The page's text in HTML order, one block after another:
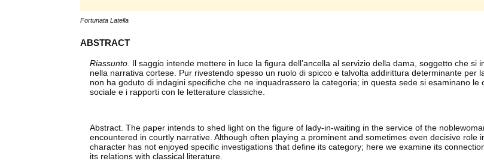
Fortunata Latella
ABSTRACT
Riassunto. Il saggio intende mettere in luce la figura dell’ancella al servizio della dama, soggetto che si
nella narrativa cortese. Pur rivestendo spesso un ruolo di spicco e talvolta addirittura determinante per
non ha goduto di indagini specifiche che ne inquadrassero la categoria; in questa sede si esaminano le
sociale e i rapporti con le letterature classiche.
Abstract. The paper intends to shed light on the figure of lady-in-waiting in the service of the
encountered in courtly narrative. Although often playing a prominent and sometimes even decisive role
character has not enjoyed specific investigations that define its category; here we examine its
its relations with classical literature.